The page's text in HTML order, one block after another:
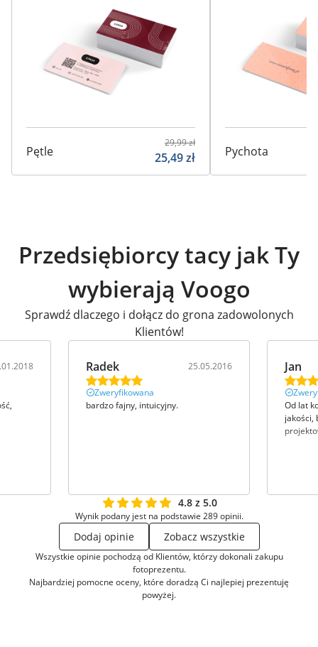
Pętle
29,99zł
25,49zł Pychota
Przedsiębiorcy tacy jak Ty
wybierają Voogo
Sprawdź dlaczego i dołącz do grona zadowolonych
Klientów!
Radek 25.05.2016
Zweryfikowana
bardzo fajny, intuicyjny.
Jan
Od lat
jakości,
4.8 z 5.0
Wynik podany jest na podstawie 289 opinii.
Dodaj opinie Zobacz wszystkie
Wszystkie opinie pochodzą od Klientów, którzy dokonali zakupu
fotoprezentu.
Najbardziej pomocne oceny, które doradzą Ci najlepiej prezentuję
powyżej.